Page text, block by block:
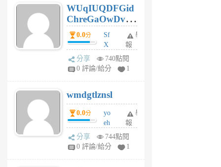
個
月
前
WUqIUQDFGid
ChreGaOwDv
dY0.0分
Sf
X
Pe
Jc
R
P
m
v
A
V
舉
報
分享
740點閱
0 評論/給分
1
wmdgtlznsl
0.0分
yo
eh
ld
gy
舉
報
分享
744點閱
0 評論/給分
1